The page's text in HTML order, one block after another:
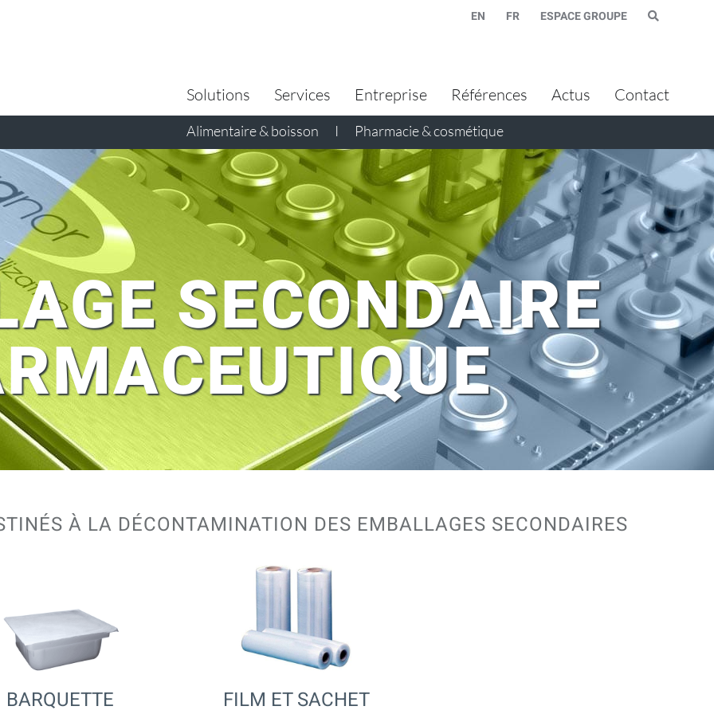
EN FR ESPACE GROUPE
Solutions
Alimentaire & boisson I Pharmacie & cosmétique
Services Entreprise Références Actus Contact
SECONDAIRE
À LA DÉCONTAMINATION DES EMBALLAGES SECONDAIRES
BARQUETTE FILM ET SACHET